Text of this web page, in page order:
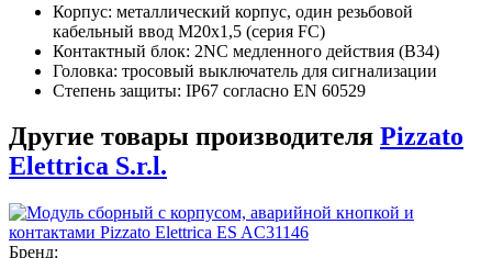
Корпус: металлический корпус, один резьбовой
кабельный ввод M20x1,5 (серия FC)
Контактный блок: 2NC медленного действия (B34)
Головка: тросовый выключатель для сигнализации
Степень защиты: IP67 согласно EN 60529
Другие товары производителя Pizzato
Elettrica S.r.l.
Бренд: